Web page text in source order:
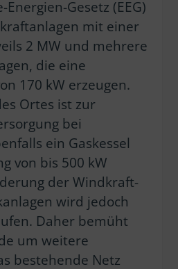
Gesetz (EEG)
mit einer
2 MW und mehrere
die eine
170 kW erzeugen.
Ortes ist zur
bei
ein Gaskessel
von bis 500 kW
der Windkraft-
wird jedoch
Daher bemüht
um weitere
bestehende Netz